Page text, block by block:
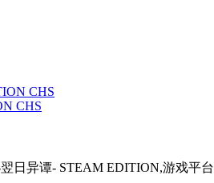
CHS
日异谭- STEAM EDITION,游戏平台